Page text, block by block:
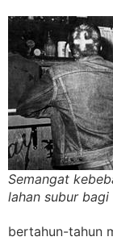
Semangat
lahan subur
bertahun-tahun